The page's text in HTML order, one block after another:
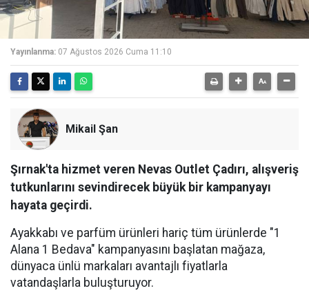
Yayınlanma: 07 Ağustos 2026 Cuma 11:10
Mikail Şan
Şırnak'ta hizmet veren Nevas Outlet Çadırı, alışveriş
tutkunlarını sevindirecek büyük bir kampanyayı
hayata geçirdi.
Ayakkabı ve parfüm ürünleri hariç tüm ürünlerde "1
Alana 1 Bedava" kampanyasını başlatan mağaza,
dünyaca ünlü markaları avantajlı fiyatlarla
vatandaşlarla buluşturuyor.